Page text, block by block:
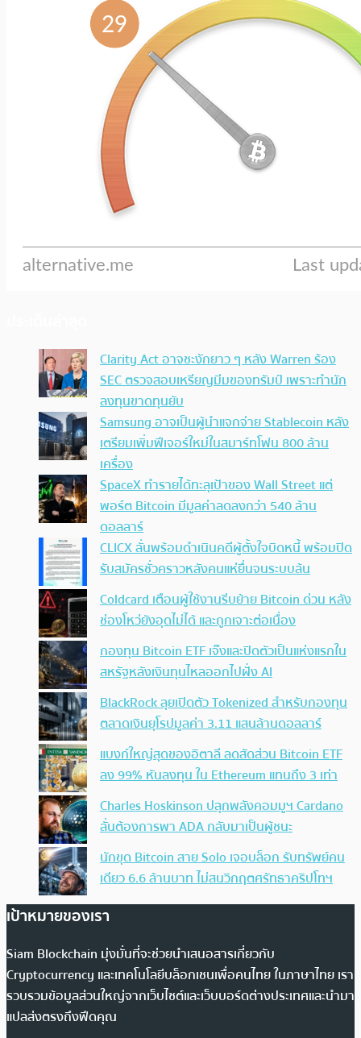
Clarity Act อาจชะงักยาว ๆ หลัง Warren ร้อง
SEC ตรวจสอบเหรียญมีมของทรัมป์ เพราะทำนัก
ลงทุนขาดทุนยับ
Samsung อาจเป็นผู้นำแจกจ่าย Stablecoin หลัง
เตรียมเพิ่มฟีเจอร์ใหม่ในสมาร์ทโฟน 800 ล้าน
เครื่อง
SpaceX ทำรายได้ทะลุเป้าของ Wall Street แต่
พอร์ต Bitcoin มีมูลค่าลดลงกว่า 540 ล้าน
ดอลลาร์
CLICX ลั่นพร้อมดำเนินคดีผู้ตั้งใจบิดหนี้ พร้อมปิด
รับสมัครชั่วคราวหลังคนแห่ยื่นจนระบบล้น
Coldcard เตือนผู้ใช้งานรีบย้าย Bitcoin ด่วน หลัง
ช่องโหว่ยังอุดไม่ได้ และถูกเจาะต่อเนื่อง
กองทุน Bitcoin ETF เจ๊งและปิดตัวเป็นแห่งแรกใน
สหรัฐหลังเงินทุนไหลออกไปฝั่ง AI
BlackRock ลุยเปิดตัว Tokenized สำหรับกองทุน
ตลาดเงินยุโรปมูลค่า 3.11 แสนล้านดอลลาร์
แบงก์ใหญ่สุดของอิตาลี ลดสัดส่วน Bitcoin ETF
ลง 99% หันลงทุน ใน Ethereum แทนถึง 3 เท่า
Charles Hoskinson ปลุกพลังคอมมูฯ Cardano
ลั่นต้องการพา ADA กลับมาเป็นผู้ชนะ
นักขุด Bitcoin สาย Solo เจอบล็อก รับทรัพย์คน
เดียว 6.6 ล้านบาท ไม่สนวิกฤตศรัทธาคริปโทฯ
เป้าหมายของเรา
Siam Blockchain มุ่งมั่นที่จะช่วยนำเสนอสารเกี่ยวกับ
Cryptocurrency และเทคโนโลยีบล็อกเชนเพื่อคนไทย ในภาษาไทย เรา
รวบรวมข้อมูลส่วนใหญ่จากเว็บไซต์และเว็บบอร์ดต่างประเทศและนำมา
แปลส่งตรงถึงฟีดคุณ